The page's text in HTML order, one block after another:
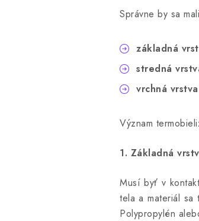
Správne by sa
základná
stredná
vrchná vrstva
Význam
1. Základná
Musí byť v
tela a materiál
Polypropylén